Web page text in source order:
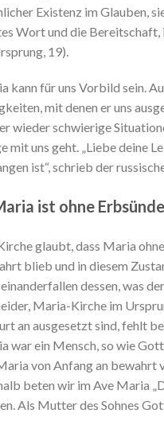
Existenz im Glauben,
Wort und die Bereitschaft,
19).
kann für uns Vorbild sein.
mit denen er uns
wieder schwierige
mit uns geht. „Liebe deine
ist“, schrieb der
ist ohne
glaubt, dass Maria
blieb und in diesem
dessen, was
Maria-Kirche im
an ausgesetzt sind, fehlt
war ein Mensch, so wie Gott
von Anfang an bewahrt
beten wir im Ave Maria
Als Mutter des Sohnes